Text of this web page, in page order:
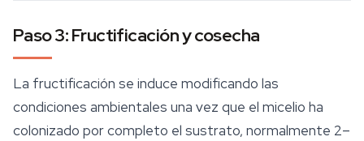
Paso 3: Fructificación y cosecha
La fructificación se induce modificando las
condiciones ambientales una vez que el micelio ha
colonizado por completo el sustrato, normalmente 2–